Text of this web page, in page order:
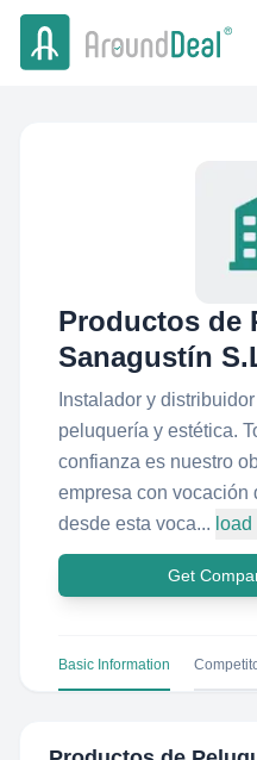
Productos de
Sanagustín
Instalador y
peluquería y estética.
confianza es nuestro
empresa con vocación
desde esta voca...
Get
Basic Information